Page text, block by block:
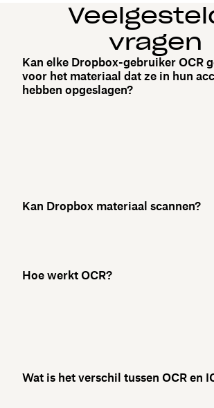
vragen
Kan elke Dropbox-gebruiker OCR
voor het materiaal dat ze in hun
hebben opgeslagen?
Kan Dropbox materiaal scannen?
Hoe werkt OCR?
Wat is het verschil tussen OCR en